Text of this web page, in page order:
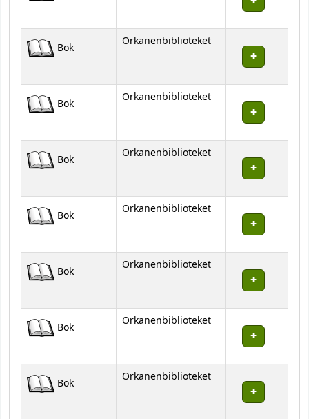
Bok Orkanenbiblioteket
Bok Orkanenbiblioteket
Bok Orkanenbiblioteket
Bok Orkanenbiblioteket
Bok Orkanenbiblioteket
Bok Orkanenbiblioteket
Bok Orkanenbiblioteket